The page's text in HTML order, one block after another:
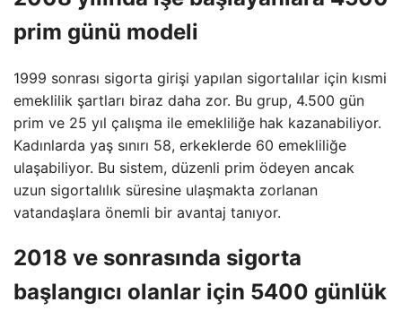
prim günü modeli
1999 sonrası sigorta girişi yapılan sigortalılar için kısmi
emeklilik şartları biraz daha zor. Bu grup, 4.500 gün
prim ve 25 yıl çalışma ile emekliliğe hak kazanabiliyor.
Kadınlarda yaş sınırı 58, erkeklerde 60 emekliliğe
ulaşabiliyor. Bu sistem, düzenli prim ödeyen ancak
uzun sigortalılık süresine ulaşmakta zorlanan
vatandaşlara önemli bir avantaj tanıyor.
2018 ve sonrasında sigorta
başlangıcı olanlar için 5400 günlük